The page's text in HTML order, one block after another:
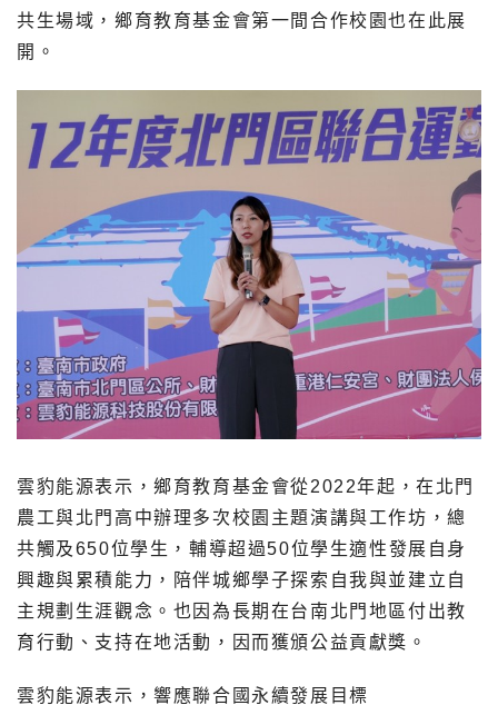
共生場域，鄉育教育基金會第一間合作校園也在此展
開。
雲豹能源表示，鄉育教育基金會從2022年起，在北門
農工與北門高中辦理多次校園主題演講與工作坊，總
共觸及650位學生，輔導超過50位學生適性發展自身
興趣與累積能力，陪伴城鄉學子探索自我與並建立自
主規劃生涯觀念。也因為長期在台南北門地區付出教
育行動、支持在地活動，因而獲頒公益貢獻獎。
雲豹能源表示，響應聯合國永續發展目標